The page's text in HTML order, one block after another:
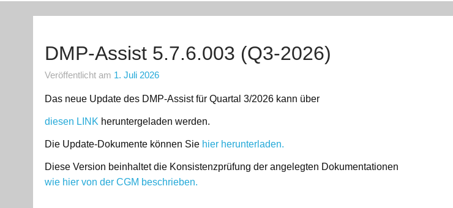
DMP-Assist 5.7.6.003 (Q3-2026)
Veröffentlicht am 1. Juli 2026
Das neue Update des DMP-Assist für Quartal 3/2026 kann über
diesen LINK heruntergeladen werden.
Die Update-Dokumente können Sie hier herunterladen.
Diese Version beinhaltet die Konsistenzprüfung der angelegten Dokumentationen
wie hier von der CGM beschrieben.